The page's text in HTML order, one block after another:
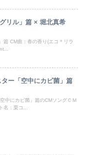
リル」篇 × 堀北真希
篇 CM曲：春の香り(エコ＊リラ
ー「空中にカビ菌」篇
中にカビ菌」篇のCMソングＣＭ
名：栗コ...